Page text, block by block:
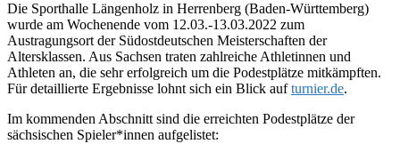
Meisterschaften
der
O35-
O75
Die Sporthalle Längenholz in Herrenberg (Baden-Württemberg)
wurde am Wochenende vom 12.03.-13.03.2022 zum
Austragungsort der Südostdeutschen Meisterschaften der
Altersklassen. Aus Sachsen traten zahlreiche Athletinnen und
Athleten an, die sehr erfolgreich um die Podestplätze mitkämpften.
Für detaillierte Ergebnisse lohnt sich ein Blick aufturnier.de.
Im kommenden Abschnitt sind die erreichten Podestplätze der
sächsischen Spieler*innen aufgelistet: